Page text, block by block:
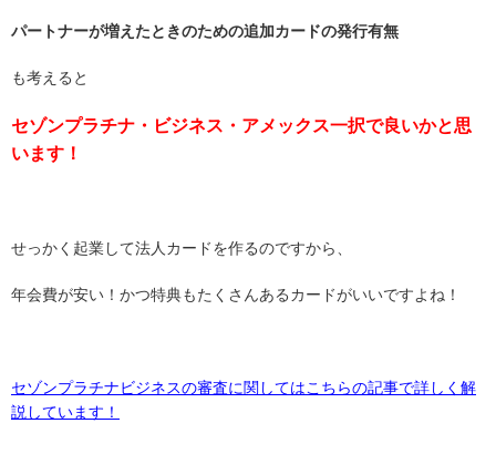
パートナーが増えたときのための追加カードの発行有無
も考えると
セゾンプラチナ・ビジネス・アメックス一択で良いかと思
います！
せっかく起業して法人カードを作るのですから、
年会費が安い！かつ特典もたくさんあるカードがいいですよね！
セゾンプラチナビジネスの審査に関してはこちらの記事で詳しく解
説しています！